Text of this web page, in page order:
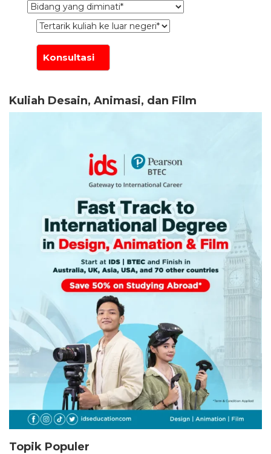
Kuliah Desain, Animasi, dan Film
Topik Populer